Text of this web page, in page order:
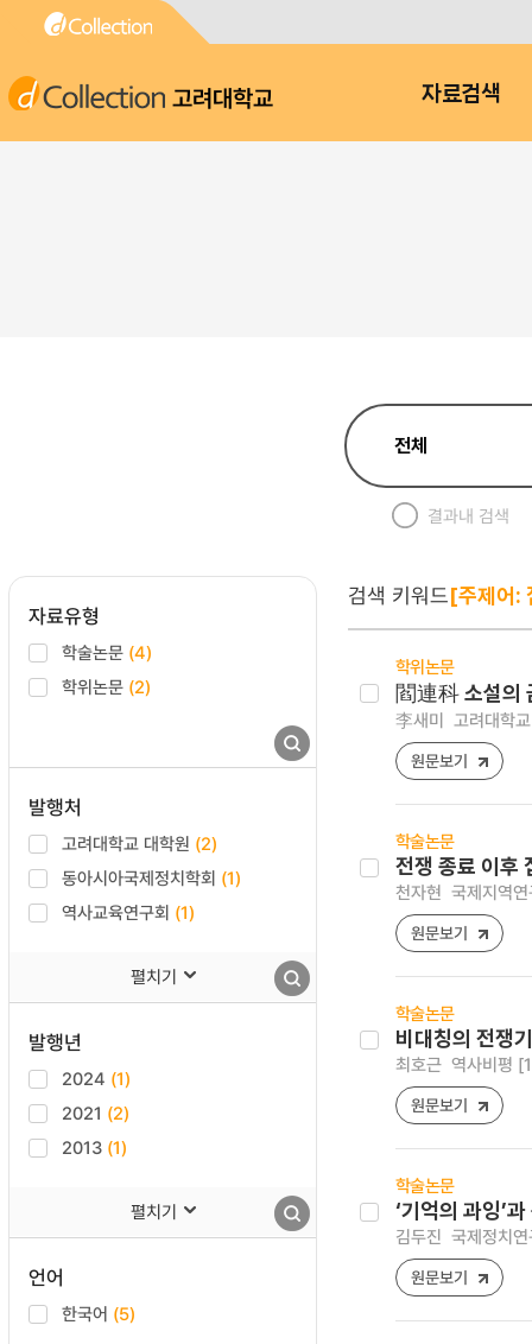
고려대학교 자료검색
결과내 검색
자료유형
학술논문 (4)
학위논문 (2)
발행처
고려대학교 대학원 (2)
동아시아국제정치학회 (1)
역사교육연구회 (1)
펼치기
발행년
2024 (1)
2021 (2)
2013 (1)
펼치기
언어
한국어 (5)
검색 키워드[주제어:
학위논문
閻連科 소설의
李새미 고려대학
원문보기
학술논문
전쟁 종료 이후
천자현 국제지역
원문보기
학술논문
비대칭의 전쟁
최호근 역사비평
원문보기
학술논문
‘기억의 과잉’
김두진 국제정치
원문보기